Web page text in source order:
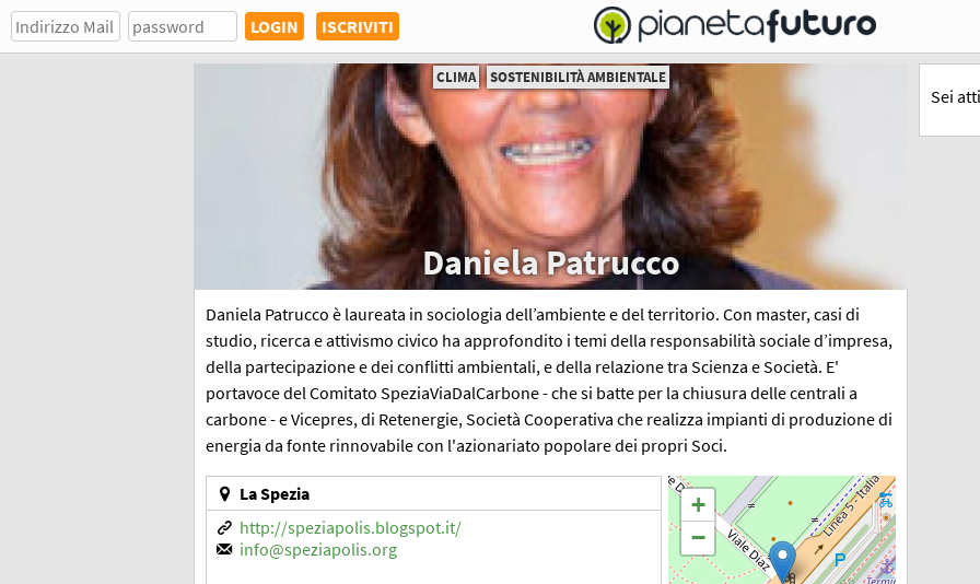
ISCRIVITI
CLIMA SOSTENIBILITÀ AMBIENTALE
Daniela Patrucco
Daniela Patrucco è laureata in sociologia dell’ambiente e del territorio. Con master, casi di
studio, ricerca e attivismo civico ha approfondito i temi della responsabilità sociale d’impresa,
della partecipazione e dei conflitti ambientali, e della relazione tra Scienza e Società. E'
portavoce del Comitato SpeziaViaDalCarbone - che si batte per la chiusura delle centrali a
carbone - e Vicepres, di Retenergie, Società Cooperativa che realizza impianti di produzione di
energia da fonte rinnovabile con l'azionariato popolare dei propri Soci.
+
−
La Spezia
http://speziapolis.blogspot.it/
info@speziapolis.org
Sei